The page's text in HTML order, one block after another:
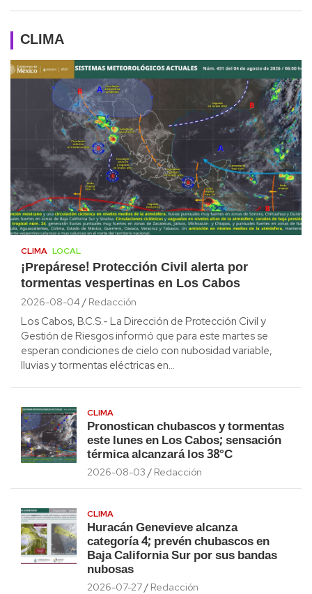
CLIMA
CLIMA LOCAL
¡Prepárese! Protección Civil alerta por
tormentas vespertinas en Los Cabos
2026-08-04 Redacción
Los Cabos, B.C.S.- La Dirección de Protección Civil y
Gestión de Riesgos informó que para este martes se
esperan condiciones de cielo con nubosidad variable,
lluvias y tormentas eléctricas en…
CLIMA
Pronostican chubascos y tormentas
este lunes en Los Cabos; sensación
térmica alcanzará los 38°C
2026-08-03 Redacción
CLIMA
Huracán Genevieve alcanza
categoría 4; prevén chubascos en
Baja California Sur por sus bandas
nubosas
2026-07-27 Redacción